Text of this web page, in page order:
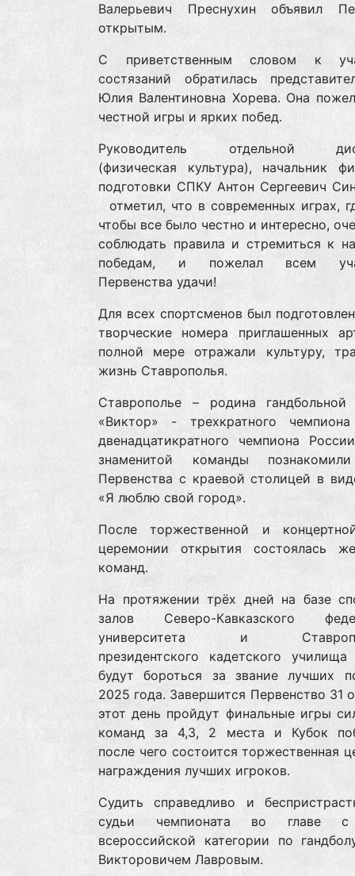
Валерьевич Преснухин объявил
открытым.
С приветственным словом к
состязаний обратилась
Юлия Валентиновна Хорева. Она
честной игры и ярких побед.
Руководитель отдельной
(физическая культура), начальник
подготовки СПКУ Антон Сергеевич
отметил, что в современных играх,
чтобы все было честно и интересно,
соблюдать правила и стремиться к
победам, и пожелал всем
Первенства удачи!
Для всех спортсменов был
творческие номера приглашенных
полной мере отражали культуру,
жизнь Ставрополья.
Ставрополье – родина
«Виктор» - трехкратного
двенадцатикратного чемпиона
знаменитой команды
Первенства с краевой столицей в
«Я люблю свой город».
После торжественной и
церемонии открытия состоялась
команд.
На протяжении трёх дней на базе
залов Северо-Кавказского
университета и
президентского кадетского
будут бороться за звание лучших
2025 года. Завершится Первенство 31
этот день пройдут финальные игры
команд за 4,3, 2 места и Кубок
после чего состоится торжественная
награждения лучших игроков.
Судить справедливо и
судьи чемпионата во главе с
всероссийской категории по
Викторовичем Лавровым.